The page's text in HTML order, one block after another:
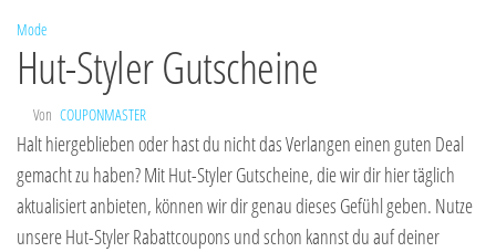
Mode
Hut-Styler Gutscheine
Von COUPONMASTER
Halt hiergeblieben oder hast du nicht das Verlangen einen guten Deal
gemacht zu haben? Mit Hut-Styler Gutscheine, die wir dir hier täglich
aktualisiert anbieten, können wir dir genau dieses Gefühl geben. Nutze
unsere Hut-Styler Rabattcoupons und schon kannst du auf deiner